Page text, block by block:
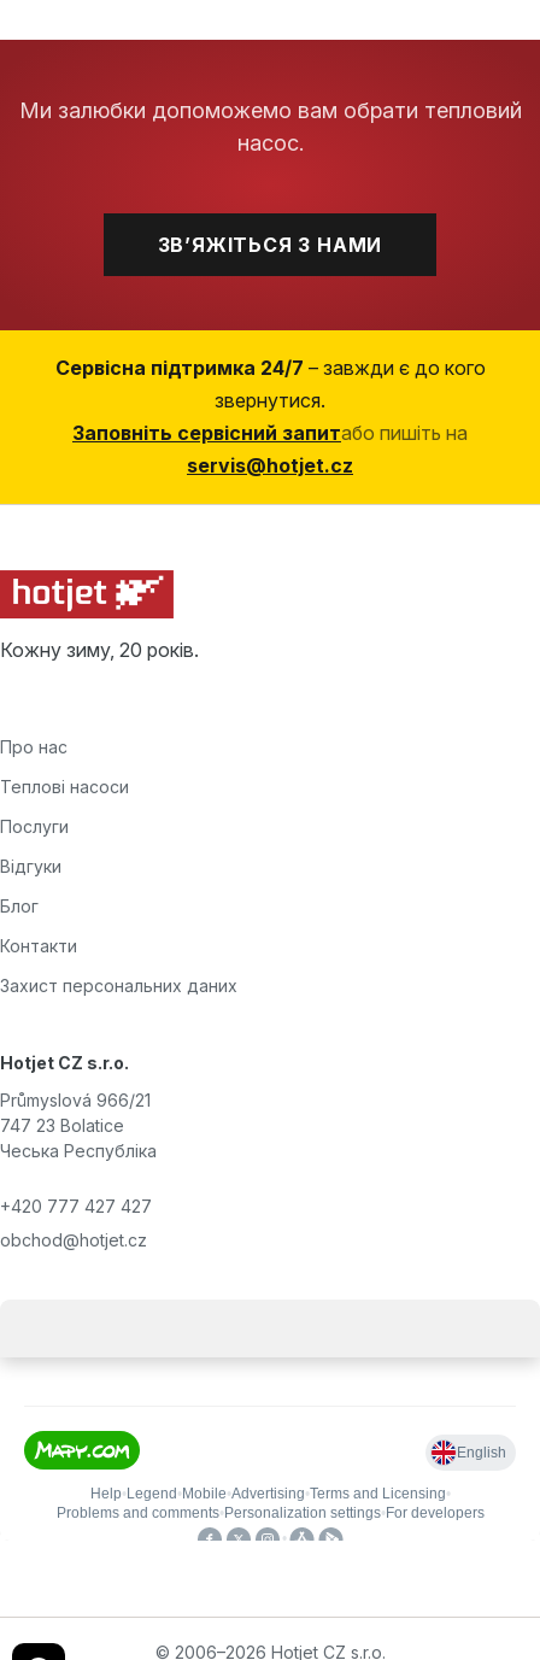
Ми залюбки допоможемо вам обрати тепловий
насос.
ЗВʼЯЖІТЬСЯ З НАМИ
Сервісна підтримка 24/7 – завжди є до кого
звернутися.
Заповніть сервісний запитабо пишіть на
servis@hotjet.cz
Кожну зиму, 20 років.
Про нас
Теплові насоси
Послуги
Відгуки
Блог
Контакти
Захист персональних даних
Hotjet CZ s.r.o.
Průmyslová 966/21
747 23 Bolatice
Чеська Республіка
+420 777 427 427
obchod@hotjet.cz
© 2006–2026 Hotjet CZ s.r.o.